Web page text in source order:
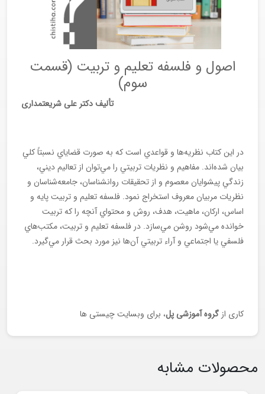
اصول و فلسفه تعلیم و تربیت (قسمت
سوم)
تألیف دکتر علی شریعتمداری
در اين كتاب نظريه‌ها و قواعدي است كه به صورت قضاياي نسبتاً كلي
بيان شده‌اند. مفاهيم و نظريات تربيتي را مي‌توان از تعاليم ديني،
زندگي پيشوايان معصوم و از تحقيقات روانشناسان، جامعه‌شناسان و
نظريات مربيان معروف استخراج نمود. فلسفه تعليم و تربيت پايه و
اساس، اركان، ماهيت، هدف، روش و محتواي آنچه را كه تربيت
خوانده مي‌شود روشن مي‌سازد. در فلسفه تعليم و تربيت، مكتب‌هاي
فلسفي يا اجتماعي و آراء تربيتي آن‌ها نيز مورد بحث قرار مي‌گيرد.
کاری از گروه آموزشی پل، برای وبسایت چیستی ها
محصولات مشابه